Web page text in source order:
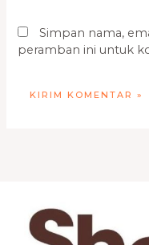
Simpan nama,
peramban ini untuk